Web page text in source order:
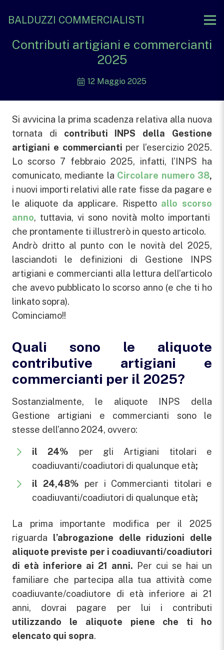
BALDUZZI COMMERCIALISTI
Contributi artigiani e commercianti
2025
12 Maggio 2025
Si avvicina la prima scadenza relativa alla nuova
tornata di contributi INPS della Gestione
artigiani e commercianti per l’esercizio 2025.
Lo scorso 7 febbraio 2025, infatti, l’INPS ha
comunicato, mediante la Circolare numero 38,
i nuovi importi relativi alle rate fisse da pagare e
le aliquote da applicare. Rispettoallo scorso
anno, tuttavia, vi sono novità molto importanti
che prontamente ti illustrerò in questo articolo.
Andrò dritto al punto con le novità del 2025,
lasciandoti le definizioni di Gestione INPS
artigiani e commercianti alla lettura dell’articolo
che avevo pubblicato lo scorso anno (e che ti ho
linkato sopra).
Cominciamo!!
Quali sono le aliquote
contributive artigiani e
commercianti per il 2025?
Sostanzialmente, le aliquote INPS della
Gestione artigiani e commercianti sono le
stesse dell’anno 2024, ovvero:
il 24% per gli Artigiani titolari e
coadiuvanti/coadiutori di qualunque età;
il 24,48% per i Commercianti titolari e
coadiuvanti/coadiutori di qualunque età;
La prima importante modifica per il 2025
riguarda l’abrogazione delle riduzioni delle
aliquote previste per i coadiuvanti/coadiutori
di età inferiore ai 21 anni. Per cui se hai un
familiare che partecipa alla tua attività come
coadiuvante/coadiutore di età inferiore ai 21
anni, dovrai pagare per lui i contributi
utilizzando le aliquote piene che ti ho
elencato qui sopra.